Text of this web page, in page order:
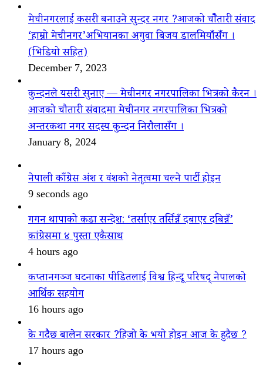
मेचीनगरलाई कसरी बनाउने सुन्दर नगर ?आजको चौैतारी संवाद
‘हाम्रो मेचीनगर’अभियानका अगुवा बिजय डालमियाँसँग ।
(भिडियो सहित)
December 7, 2023
कुन्दनले यसरी सुनाए — मेचीनगर नगरपालिका भित्रको कैरन ।
आजको चौतारी संवादमा मेचीनगर नगरपालिका भित्रको
अन्तरकथा नगर सदस्य कुन्दन निरौलासँग ।
January 8, 2024
नेपाली काँग्रेस अंश र वंशको नेतृत्वमा चल्ने पार्टी होइन
9 seconds ago
गगन थापाको कडा सन्देश: ‘तर्साएर तर्सिन्नँ दबाएर दबिन्नँ’
कांग्रेसमा ४ पुस्ता एकैसाथ
4 hours ago
कप्तानगञ्ज घटनाका पीडितलाई विश्व हिन्दू परिषद् नेपालको
आर्थिक सहयोग
16 hours ago
के गदैैछ बालेन सरकार ?हिजो के भयो होइन आज के हुदैछ ?
17 hours ago